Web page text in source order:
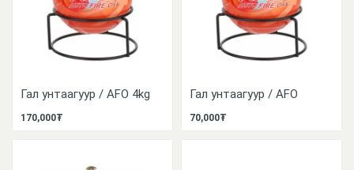
Гал унтаагуур / AFO 4kg
170,000₮
Гал унтаагуур / AFO
70,000₮